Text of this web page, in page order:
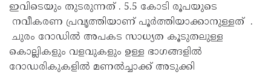
ഇവിടെയും തുടരുന്നത് . 5.5 കോടി രൂപയുടെ
നവീകരണ പ്രവൃത്തിയാണ് പൂർത്തിയാക്കാനുള്ളത് .
ചുരം റോഡിൽ അപകട സാധ്യത കൂടുതലുള്ള
കൊല്ലികളും വളവുകളും ഉള്ള ഭാഗങ്ങളിൽ
റോഡരികുകളിൽ മണൽച്ചാക്ക് അടുക്കി